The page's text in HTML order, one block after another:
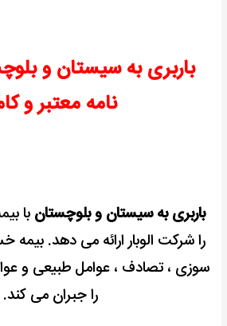
باربری به سیستان و
نامه معتبر و
باربری به سیستان و بلوچستان با
را شرکت الوبار ارائه می دهد.بیمه
سوزی ، تصادف ، عوامل طبیعی و
را جبران می کند.